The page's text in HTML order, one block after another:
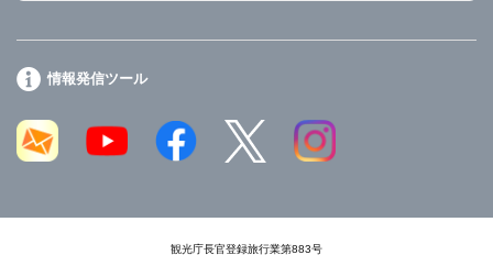
情報発信ツール
観光庁長官登録旅行業第883号